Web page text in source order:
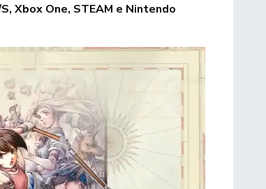
Xbox One, STEAM e Nintendo